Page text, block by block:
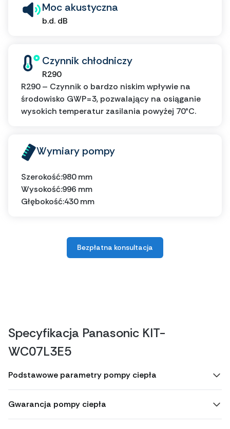
Moc akustyczna
b.d. dB
Czynnik chłodniczy
R290
R290 – Czynnik o bardzo niskim wpływie na
środowisko GWP=3, pozwalający na osiąganie
wysokich temperatur zasilania powyżej 70°C.
Wymiary pompy
Szerokość:980 mm
Wysokość:996 mm
Głębokość:430 mm
Bezpłatna konsultacja
Specyfikacja Panasonic KIT-
WC07L3E5
Podstawowe parametry pompy ciepła
Gwarancja pompy ciepła